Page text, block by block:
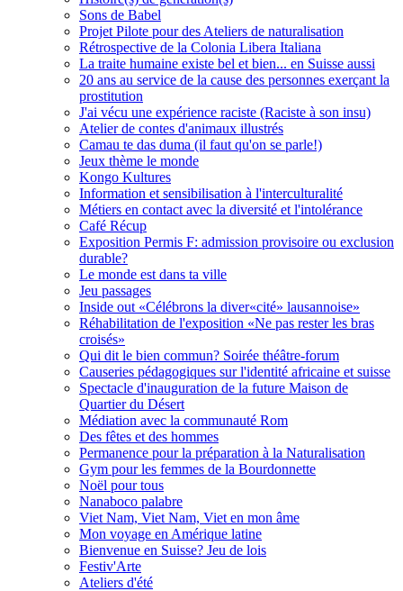
Sons de Babel
Projet Pilote pour des Ateliers de naturalisation
Rétrospective de la Colonia Libera Italiana
La traite humaine existe bel et bien... en Suisse aussi
20 ans au service de la cause des personnes exerçant la
prostitution
J'ai vécu une expérience raciste (Raciste à son insu)
Atelier de contes d'animaux illustrés
Camau te das duma (il faut qu'on se parle!)
Jeux thème le monde
Kongo Kultures
Information et sensibilisation à l'interculturalité
Métiers en contact avec la diversité et l'intolérance
Café Récup
Exposition Permis F: admission provisoire ou exclusion
durable?
Le monde est dans ta ville
Jeu passages
Inside out «Célébrons la diver«cité» lausannoise»
Réhabilitation de l'exposition «Ne pas rester les bras
croisés»
Qui dit le bien commun? Soirée théâtre-forum
Causeries pédagogiques sur l'identité africaine et suisse
Spectacle d'inauguration de la future Maison de
Quartier du Désert
Médiation avec la communauté Rom
Des fêtes et des hommes
Permanence pour la préparation à la Naturalisation
Gym pour les femmes de la Bourdonnette
Noël pour tous
Nanaboco palabre
Viet Nam, Viet Nam, Viet en mon âme
Mon voyage en Amérique latine
Bienvenue en Suisse? Jeu de lois
Festiv'Arte
Ateliers d'été